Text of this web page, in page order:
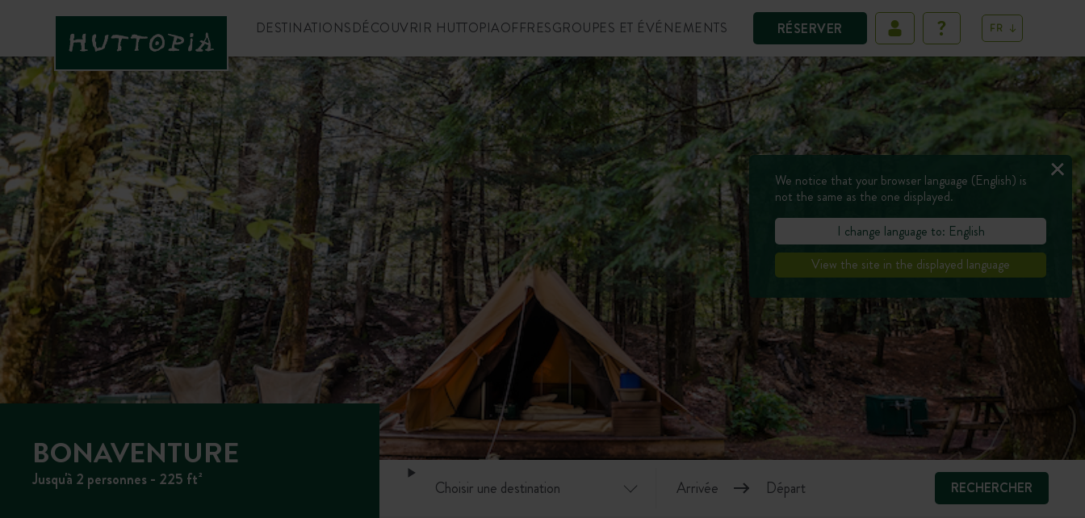
RÉSERVER
DESTINATIONSDÉCOUVRIR HUTTOPIAOFFRESGROUPES ET ÉVÉNEMENTS FR
BONAVENTURE
Jusqu'à 2 personnes - 225 ft² RECHERCHER
We notice that your browser language (English) is
not the same as the one displayed.
I change language to: English
View the site in the displayed language